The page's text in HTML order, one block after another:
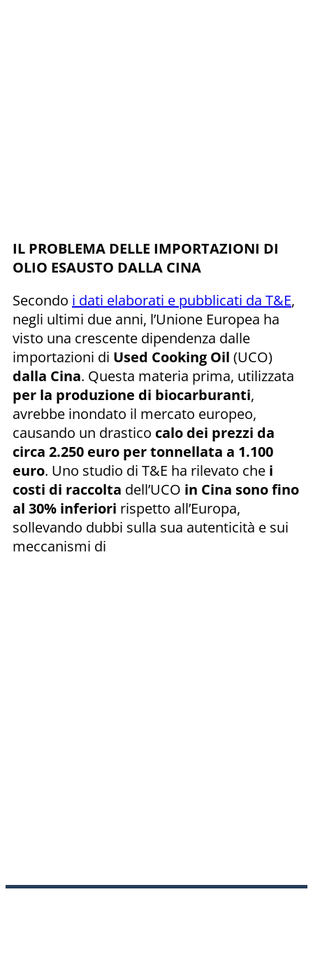
IL PROBLEMA DELLE IMPORTAZIONI DI
OLIO ESAUSTO DALLA CINA
Secondo i dati elaborati e pubblicati da T&E,
negli ultimi due anni, l’Unione Europea ha
visto una crescente dipendenza dalle
importazioni di Used Cooking Oil (UCO)
dalla Cina. Questa materia prima, utilizzata
per la produzione di biocarburanti,
avrebbe inondato il mercato europeo,
causando un drastico calo dei prezzi da
circa 2.250 euro per tonnellata a 1.100
euro. Uno studio di T&E ha rilevato che i
costi di raccolta dell’UCO in Cina sono fino
al 30% inferiori rispetto all’Europa,
sollevando dubbi sulla sua autenticità e sui
meccanismi di